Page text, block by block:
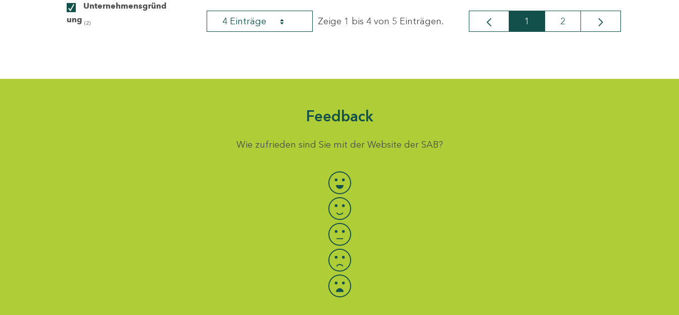
Unternehmensgründ
ung (2) 4 Einträge Zeige 1 bis 4 von 5 Einträgen. Seite
1 Seite
2
Feedback
Wie zufrieden sind Sie mit der Website der SAB?
Bewertung auswählen